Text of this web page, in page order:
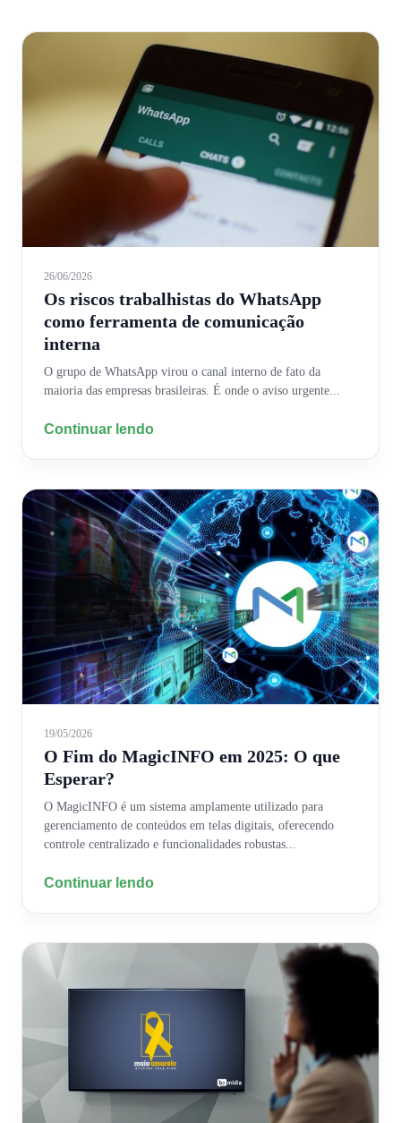
26/06/2026
Os riscos trabalhistas do WhatsApp
como ferramenta de comunicação
interna
O grupo de WhatsApp virou o canal interno de fato da
maioria das empresas brasileiras. É onde o aviso urgente...
Continuar lendo
19/05/2026
O Fim do MagicINFO em 2025: O que
Esperar?
O MagicINFO é um sistema amplamente utilizado para
gerenciamento de conteúdos em telas digitais, oferecendo
controle centralizado e funcionalidades robustas...
Continuar lendo